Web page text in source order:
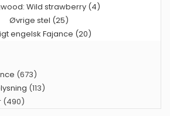
Wild strawberry (4)
Øvrige stel (25)
engelsk Fajance (20)
(673)
(113)
(490)